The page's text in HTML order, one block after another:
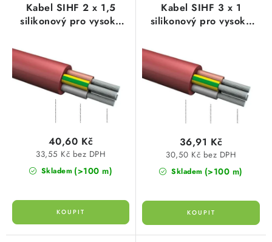
SVÍTIDLA interiérová
SVÍTIDLA technická
NÁŘADÍ
VÝPRODEJ
Položky bez zařazené kategorie dle výrobců
OSVĚTLENÍ
o
d
u
p
r
o
d
Kabel SIHF 2 x 1,5
silikonový pro vysoké
Skladem (>100 m)
33,55 Kč bez DPH
40,60 Kč
Kabel SIHF 3 x 1
silikonový pro vysoké
Skladem (>100 m)
30,50 Kč bez DPH
36,91 Kč